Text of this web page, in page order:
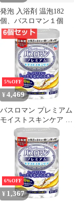
発泡 入浴剤 温泡182
個、バスロマン１個
5%OFF
¥ 4,469
バスロマン プレミアム
モイストスキンケア 薬
用入浴剤 600g 6個セッ
ト まとめ売り
6%OFF
¥ 1,367